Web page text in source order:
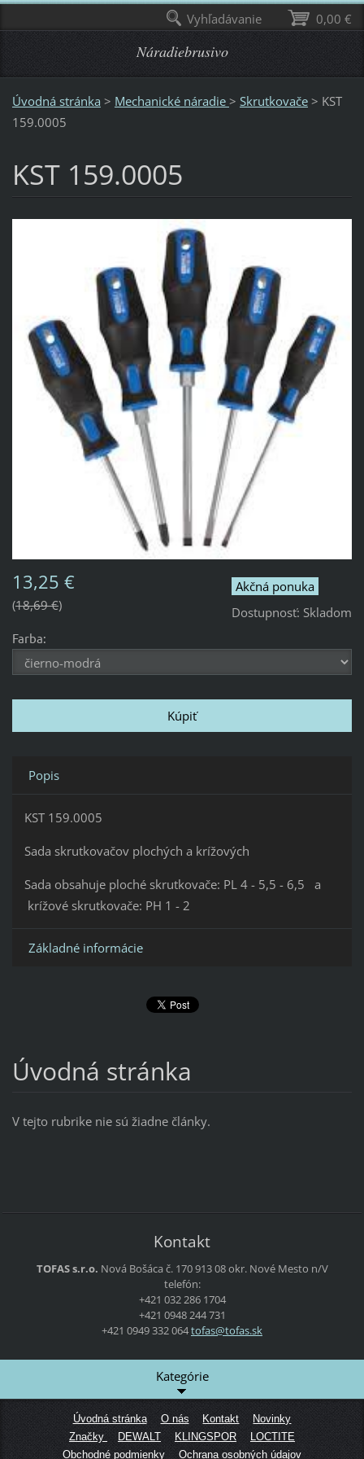
Náradiebrusivo
Úvodná stránka > Mechanické náradie > Skrutkovače > KST
159.0005
KST 159.0005
Akčná ponuka
Dostupnosť: Skladom
13,25 €
18,69 €
Farba:
Popis
KST 159.0005
Sada skrutkovačov plochých a krížových
Sada obsahuje ploché skrutkovače: PL 4 - 5,5 - 6,5 a
krížové skrutkovače: PH 1 - 2
Základné informácie
Úvodná stránka
V tejto rubrike nie sú žiadne články.
Kontakt
TOFAS s.r.o. Nová Bošáca č. 170913 08 okr. Nové Mesto n/V
telefón:
+421 032 286 1704
+421 0948 244 731
+421 0949 332 064tofas@tofas.sk
Kategórie
Úvodná stránka O nás Kontakt
Novinky
Značky
DEWALT KLINGSPOR
LOCTITE
Obchodné podmienky
Ochrana osobných údajov
0,00 €
Vyhľadávanie